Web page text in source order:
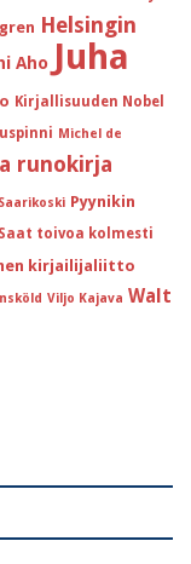
Helsingin
Aho Juha
Kirjallisuuden Nobel
Michel de
runokirja
Pyynikin
Saat toivoa kolmesti
kirjailijaliitto
Viljo Kajava Walt